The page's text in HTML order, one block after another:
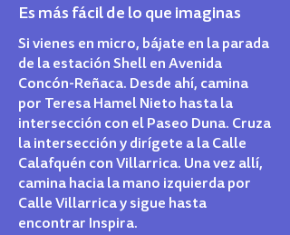
Es más fácil de lo que imaginas
Si vienes en micro, bájate en la parada
de la estación Shell en Avenida
Concón-Reñaca. Desde ahí, camina
por Teresa Hamel Nieto hasta la
intersección con el Paseo Duna. Cruza
la intersección y dirígete a la Calle
Calafquén con Villarrica. Una vez allí,
camina hacia la mano izquierda por
Calle Villarrica y sigue hasta
encontrar Inspira.